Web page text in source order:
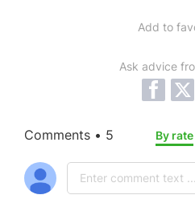
Add to
Ask advice
Comments • 5 By rate